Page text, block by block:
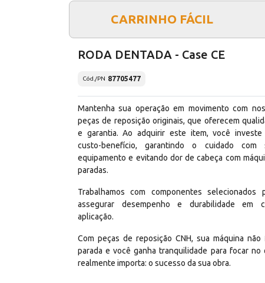
CARRINHO FÁCIL
RODA DENTADA - Case CE
Cód./PN 87705477
Mantenha sua operação em movimento com
peças de reposição originais, que oferecem
e garantia. Ao adquirir este item, você investe
custo-benefício, garantindo o cuidado com
equipamento e evitando dor de cabeça com
paradas.
Trabalhamos com componentes selecionados
assegurar desempenho e durabilidade em
aplicação.
Com peças de reposição CNH, sua máquina não
parada e você ganha tranquilidade para focar no
realmente importa: o sucesso da sua obra.